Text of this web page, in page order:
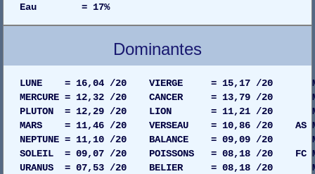
Eau = 17%
Dominantes
LUNE = 16,04 /20 VIERGE = 15,17 /20
MERCURE = 12,32 /20 CANCER = 13,79 /20
PLUTON = 12,29 /20 LION = 11,21 /20
MARS = 11,46 /20 VERSEAU = 10,86 /20 AS
NEPTUNE = 11,10 /20 BALANCE = 09,09 /20
SOLEIL = 09,07 /20 POISSONS = 08,18 /20 FC
URANUS = 07,53 /20 BELIER = 08,18 /20